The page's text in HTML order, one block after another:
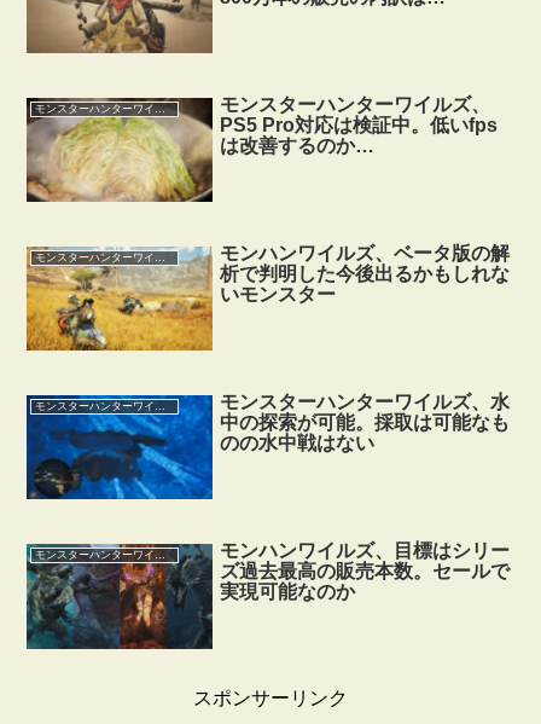
モンスターハンターワイルズ、
PS5 Pro対応は検証中。低いfps
は改善するのか…
モンハンワイルズ、ベータ版の解
析で判明した今後出るかもしれな
いモンスター
モンスターハンターワイルズ、水
中の探索が可能。採取は可能なも
のの水中戦はない
モンスターハンターワイルズ
モンハンワイルズ、目標はシリー
ズ過去最高の販売本数。セールで
実現可能なのか
スポンサーリンク